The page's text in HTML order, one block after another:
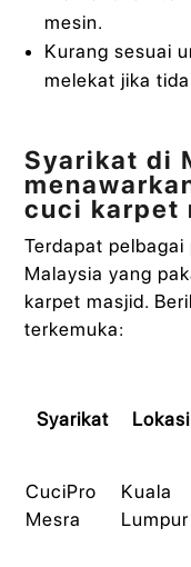
mesin.
Kurang sesuai
melekat jika
Syarikat di
cuci karpet
Terdapat
Malaysia yang
karpet masjid.
terkemuka:
Syarikat Lokasi
CuciPro
Mesra
Kuala
Lumpur